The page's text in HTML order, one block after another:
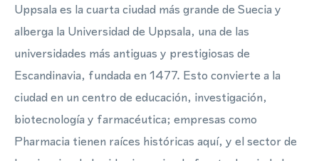
Uppsala es la cuarta ciudad más grande de Suecia y
alberga la Universidad de Uppsala, una de las
universidades más antiguas y prestigiosas de
Escandinavia, fundada en 1477. Esto convierte a la
ciudad en un centro de educación, investigación,
biotecnología y farmacéutica; empresas como
Pharmacia tienen raíces históricas aquí, y el sector de